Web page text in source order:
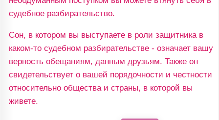
судебное разбирательство.
Сон, в котором вы выступаете в роли защитника в
каком-то судебном разбирательстве - означает вашу
верность обещаниям, данным друзьям. Также он
свидетельствует о вашей порядочности и честности
относительно общества и страны, в которой вы
живете.